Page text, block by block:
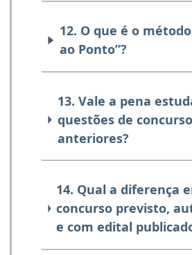
12. O que é o
ao Ponto”?
13. Vale a pena
questões de
anteriores?
14. Qual a diferença
concurso previsto,
e com edital